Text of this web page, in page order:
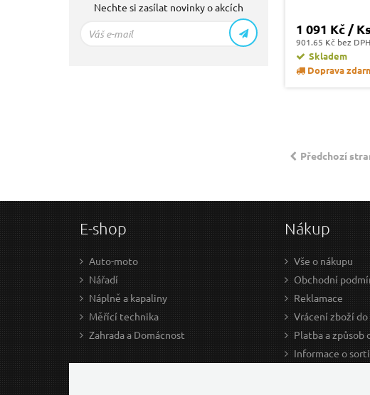
Nechte si zasílat novinky o akcích
1 091 Kč / Ks
901.65 Kč bez DPH
Skladem
Doprava
Předchozí
E-shop
Auto-moto
Nářadí
Náplně a kapaliny
Měřící technika
Zahrada a Domácnost
Nákup
Vše o nákupu
Obchodní
Reklamace
Vrácení zboží do
Platba a způsob
Informace o